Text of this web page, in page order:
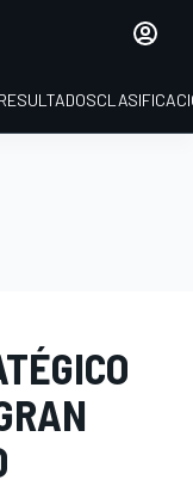
RESULTADOS